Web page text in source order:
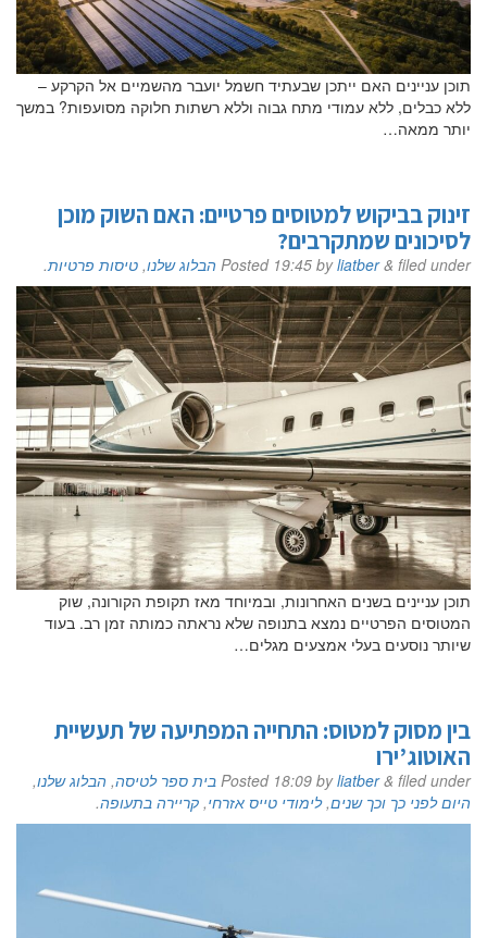
תוכן עניינים האם ייתכן שבעתיד חשמל יועבר מהשמיים אל הקרקע –
ללא כבלים, ללא עמודי מתח גבוה וללא רשתות חלוקה מסועפות? במשך
יותר ממאה…
זינוק בביקוש למטוסים פרטיים: האם השוק מוכן
לסיכונים שמתקרבים?
Posted 19:45 byliatber & filed under הבלוג שלנו, טיסות פרטיות.
תוכן עניינים בשנים האחרונות, ובמיוחד מאז תקופת הקורונה, שוק
המטוסים הפרטיים נמצא בתנופה שלא נראתה כמותה זמן רב. בעוד
שיותר נוסעים בעלי אמצעים מגלים…
בין מסוק למטוס: התחייה המפתיעה של תעשיית
האוטוג’ירו
Posted 18:09 byliatber & filed under בית ספר לטיסה, הבלוג שלנו,
היום לפני כך וכך שנים,לימודי טייס אזרחי, קריירה בתעופה.
אם הגעתם לפה,
סימן שאתם מעוניינים
בפרטים נוספים.
נשמח לשוחח אתכם, לענות על כל שאלה
השאירו לנו פרטים ונחזור אליכם.
שם פרטי
דוא"ל
טלפון
הערות ושאלות
שלח הודעה